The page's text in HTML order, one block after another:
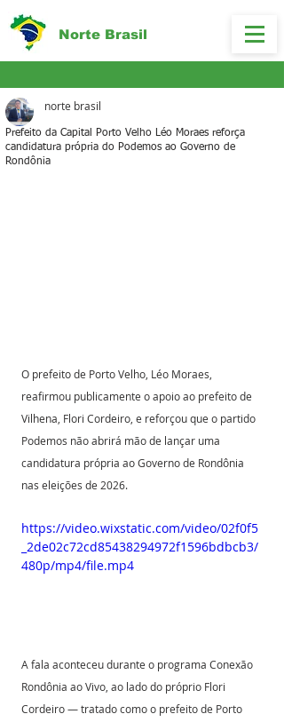
Norte Brasil
Prefeito da Capital Porto Velho Léo Moraes reforça
candidatura própria do Podemos ao Governo de
Rondônia
norte brasil
O prefeito de Porto Velho, Léo Moraes,
reafirmou publicamente o apoio ao prefeito de
Vilhena, Flori Cordeiro, e reforçou que o partido
Podemos não abrirá mão de lançar uma
candidatura própria ao Governo de Rondônia
nas eleições de 2026.
https://video.wixstatic.com/video/02f0f5
_2de02c72cd85438294972f1596bdbcb3/
480p/mp4/file.mp4
A fala aconteceu durante o programa Conexão
Rondônia ao Vivo, ao lado do próprio Flori
Cordeiro — tratado como o prefeito de Porto